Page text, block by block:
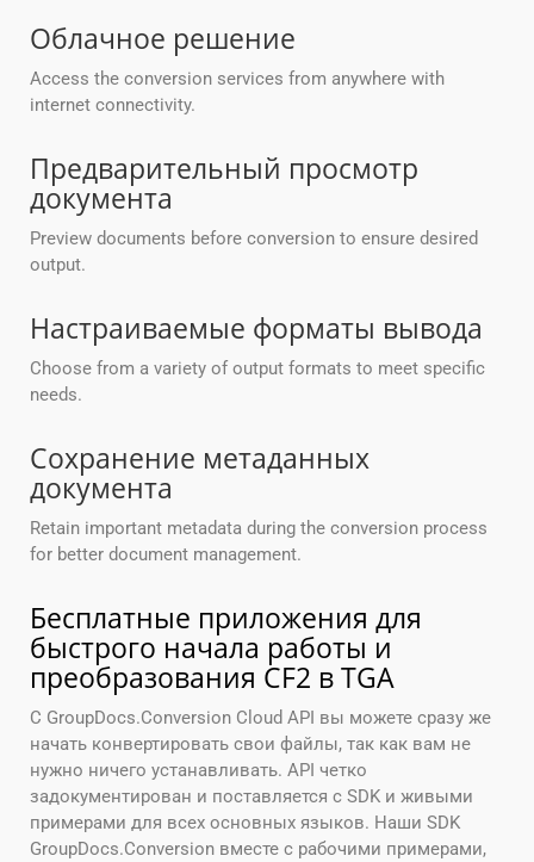
Облачное решение
Access the conversion services from anywhere with
internet connectivity.
Предварительный просмотр
документа
Preview documents before conversion to ensure desired
output.
Настраиваемые форматы вывода
Choose from a variety of output formats to meet specific
needs.
Сохранение метаданных
документа
Retain important metadata during the conversion process
for better document management.
Бесплатные приложения для
быстрого начала работы и
преобразования CF2 в TGA
С GroupDocs.Conversion Cloud API вы можете сразу же
начать конвертировать свои файлы, так как вам не
нужно ничего устанавливать. API четко
задокументирован и поставляется с SDK и живыми
примерами для всех основных языков. Наши SDK
GroupDocs.Conversion вместе с рабочими примерами,